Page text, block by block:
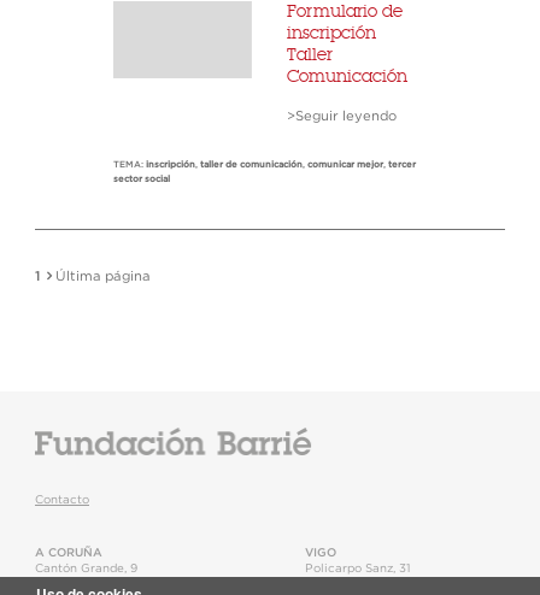
Formulario de
inscripción
Taller
Comunicación
>Seguir leyendo
TEMA: inscripción, taller de comunicación, comunicar mejor, tercer
sector social
1 Última página
Contacto
A CORUÑA
Cantón Grande, 9
VIGO
Policarpo Sanz, 31